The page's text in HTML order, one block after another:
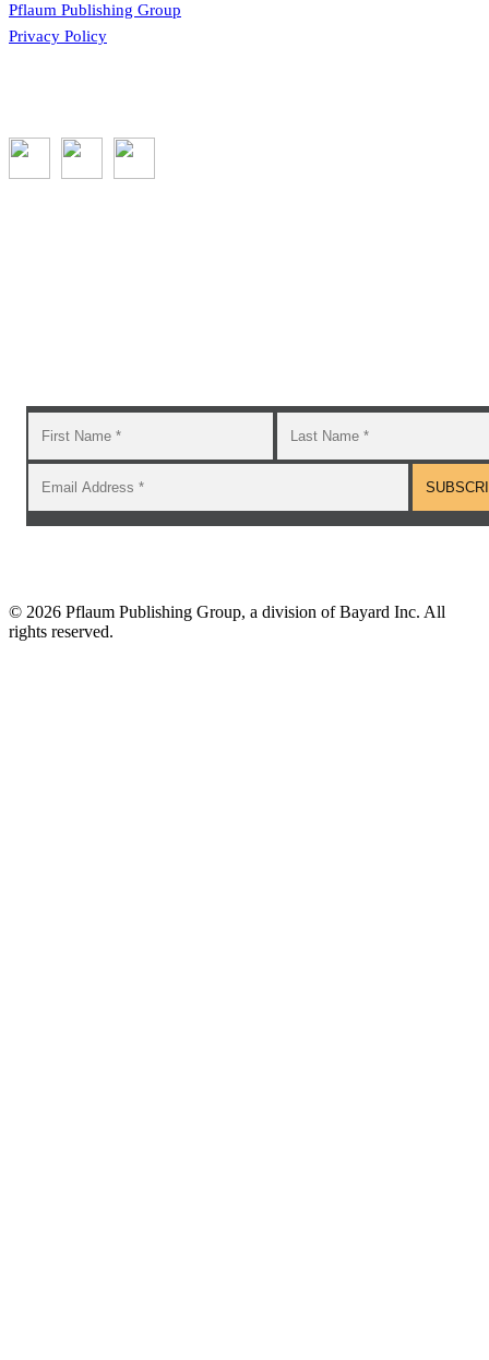
Pflaum Publishing Group
Privacy Policy
© 2026 Pflaum Publishing Group, a division of Bayard Inc. All
rights reserved.